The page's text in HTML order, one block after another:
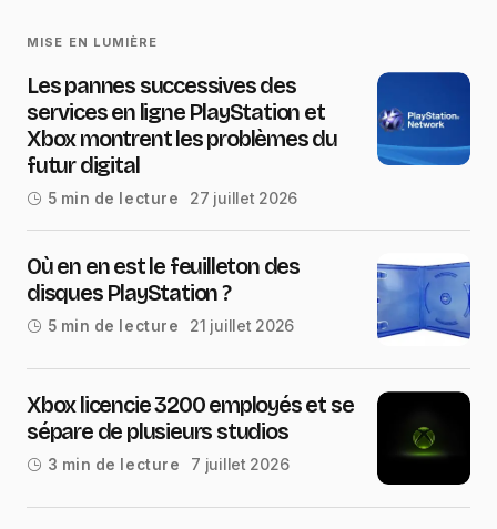
MISE EN LUMIÈRE
Les pannes successives des
services en ligne PlayStation et
Xbox montrent les problèmes du
futur digital
5 min de lecture 27 juillet 2026
Où en en est le feuilleton des
disques PlayStation ?
5 min de lecture 21 juillet 2026
Xbox licencie 3200 employés et se
sépare de plusieurs studios
3 min de lecture 7 juillet 2026